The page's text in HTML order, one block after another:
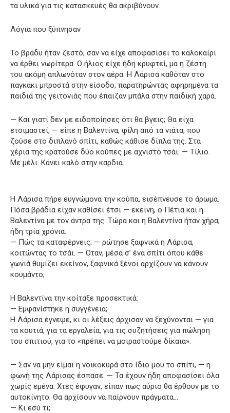
τα υλικά για τις κατασκευές θα ακριβύνουν.
Λόγια που ξύπνησαν
Το βράδυ ήταν ζεστό, σαν να είχε αποφασίσει το καλοκαίρι
να έρθει νωρίτερα. Ο ήλιος είχε ήδη κρυφτεί, μα η ζέστη
του ακόμη απλωνόταν στον αέρα. Η Λάρισα καθόταν στο
παγκάκι μπροστά στην είσοδο, παρατηρώντας αφηρημένα τα
παιδιά της γειτονιάς που έπαιζαν μπάλα στην παιδική χαρά.
— Και γιατί δεν με ειδοποίησες ότι θα βγεις; Θα είχα
ετοιμαστεί, — είπε η Βαλεντίνα, φίλη από τα νιάτα, που
ζούσε στο διπλανό σπίτι, καθώς κάθισε δίπλα της. Στα
χέρια της κρατούσε δύο κούπες με αχνιστό τσάι. — Τίλιο.
Με μέλι. Κάνει καλό στην καρδιά.
Η Λάρισα πήρε ευγνώμονα την κούπα, εισέπνευσε το άρωμα.
Πόσα βράδια είχαν καθίσει έτσι — εκείνη, ο Πέτια και η
Βαλεντίνα με τον άντρα της. Τώρα και η Βαλεντίνα ήταν χήρα,
ήδη τρία χρόνια.
— Πώς τα καταφέρνεις; — ρώτησε ξαφνικά η Λάρισα,
κοιτώντας το τσάι. — Όταν, μέσα σ’ ένα σπίτι όπου κάθε
γωνιά θυμίζει εκείνον, ξαφνικά ξένοι αρχίζουν να κάνουν
κουμάντο;
Η Βαλεντίνα την κοίταξε προσεκτικά:
— Εμφανίστηκε η συγγένεια;
Η Λάρισα έγνεψε, κι οι λέξεις άρχισαν να ξεχύνονται — για
τα κουτιά, για τα εργαλεία, για τις συζητήσεις για πώληση
του σπιτιού, για το «πρέπει να μοιραστούμε δίκαια».
— Σαν να μην είμαι η νοικοκυρά στο ίδιο μου το σπίτι, — η
φωνή της Λάρισας έσπασε. — Τα έχουν ήδη αποφασίσει όλα
χωρίς εμένα. Χτες έφυγαν, είπαν πως αύριο θα έρθουν με το
αυτοκίνητο. Θα αρχίσουν να παίρνουν πράγματα…
— Κι εσύ τι;